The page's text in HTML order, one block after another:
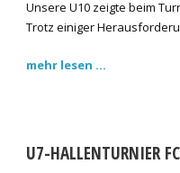
Unsere U10 zeigte beim
Trotz einiger
mehr lesen ...
U7-HALLENTURNIER